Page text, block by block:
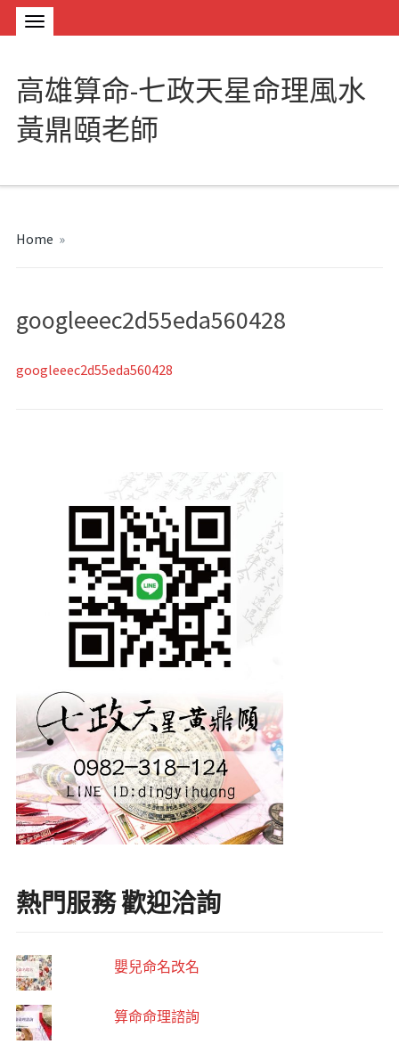
高雄算命-七政天星命理風水
黃鼎頤老師
Home »
googleeec2d55eda560428
googleeec2d55eda560428
熱門服務 歡迎洽詢
嬰兒命名改名
算命命理諮詢